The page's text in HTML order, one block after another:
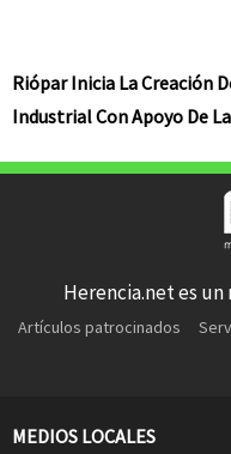
Riópar Inicia La Creación
Industrial Con Apoyo De
Herencia.net es
Artículos patrocinados
MEDIOS LOCALES